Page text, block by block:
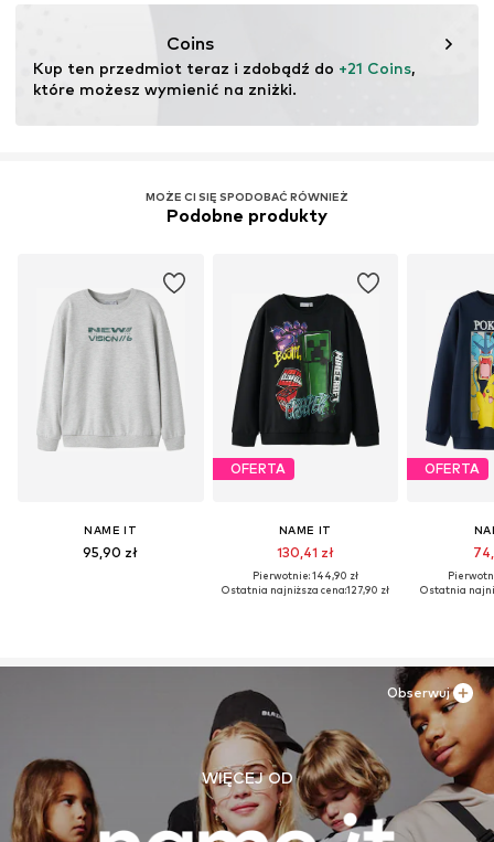
Coins
Kup ten przedmiot teraz i zdobądź do +21 Coins,
które możesz wymienić na zniżki.
MOŻE CI SIĘ SPODOBAĆ RÓWNIEŻ
Podobne produkty
NAME IT
95,90 zł
OFERTA
NAME IT
130,41 zł
Pierwotnie: 144,90 zł
Ostatnia najniższa cena:127,90 zł
OFERTA
Ostatnia
WIĘCEJ OD
Obserwuj